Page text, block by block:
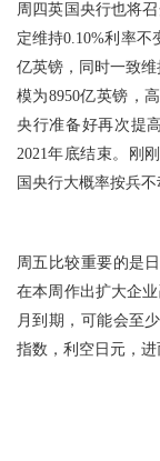
周四英国央行也将
定维持0.10%利率不
亿英镑，同时一致
模为8950亿英镑，
央行准备好再次提
2021年底结束。刚
国央行大概率按兵不
周五比较重要的是
在本周作出扩大企
月到期，可能会至
指数，利空日元，进